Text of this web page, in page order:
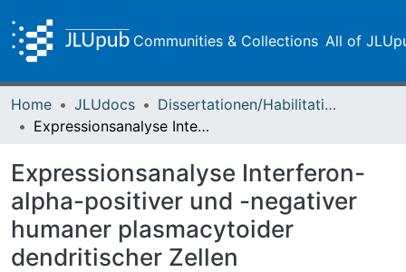
Communities & Collections All of
Home JLUdocs
Dissertationen/Habilitationen
Expressionsanalyse Interferon-alpha-positiver und -negativer humaner plasmacytoider dendritischer Zellen
Expressionsanalyse Interferon-
alpha-positiver und -negativer
humaner plasmacytoider
dendritischer Zellen